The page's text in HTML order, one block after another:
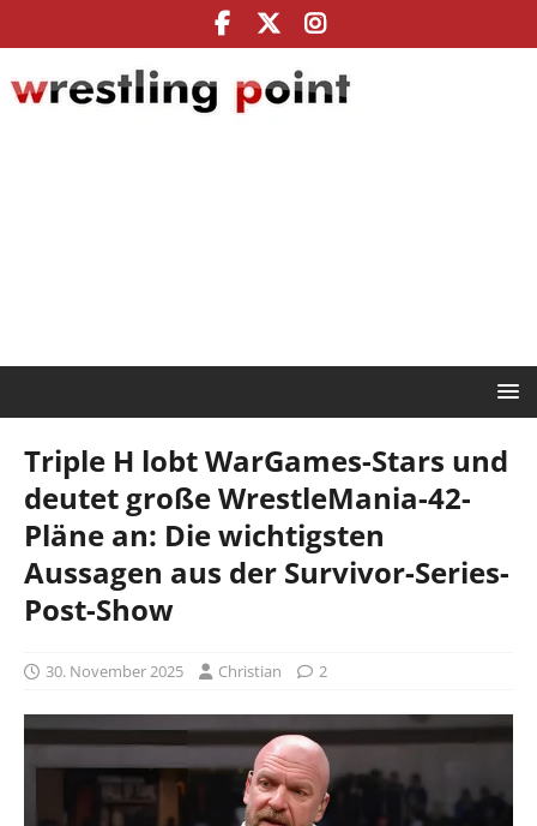
Triple H lobt WarGames-Stars und
deutet große WrestleMania-42-
Pläne an: Die wichtigsten
Aussagen aus der Survivor-Series-
Post-Show
30. November 2025 Christian 2